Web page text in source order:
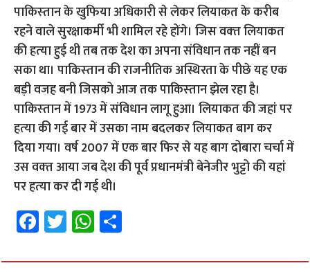
पाकिस्‍तान के खुफिया अधिकारी से लेकर लियाकत के करीब
रहने वाले सुरक्षाकर्मी भी शामिल रहे होंगे। जिस वक्‍त लियाकत
की हत्‍या हुई थी तब तक देश का अपना संविधान तक नहीं बन
सका था। पाकिस्‍तान की राजनीतिक अस्थिरता के पीछे यह एक
बड़ी वजह बनी जिसको आज तक पाकिस्‍तान झेल रहा है।
पाकिस्‍तान में 1973 में संविधान लागू हुआ। लियाकत की जहां पर
हत्‍या की गई बार में उसका नाम बदलकर लियाकत बाग कर
दिया गया। वर्ष 2007 में एक बार फिर से यह बाग दोबारा चर्चा में
उस वक्‍त आया जब देश की पूर्व प्रधानमंत्री बेनेजीर भुट्टो की यहां
पर हत्‍या कर दी गई थी।
Fa
ce
b
T
wi
tt
W
h
at ar